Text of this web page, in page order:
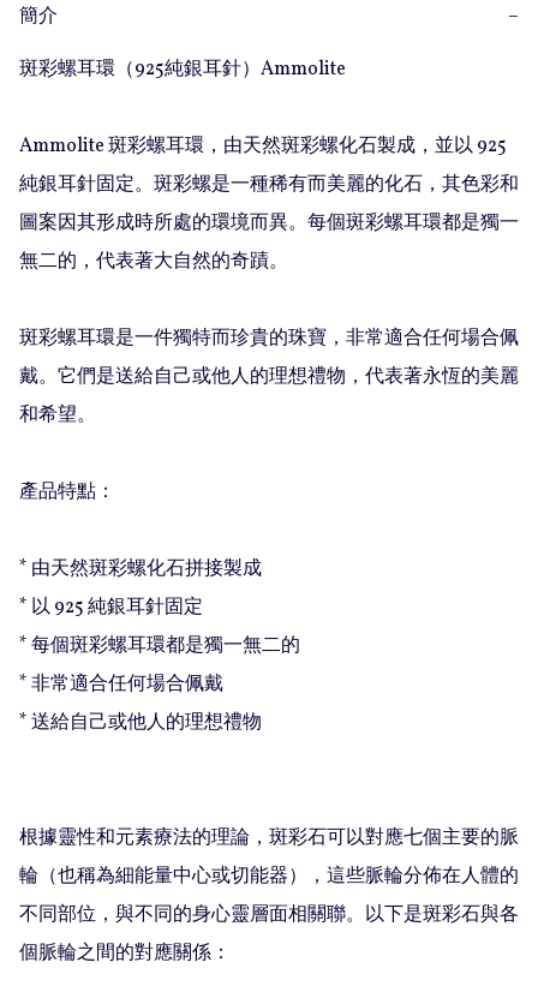
簡介
−
斑彩螺耳環（925純銀耳針）Ammolite
Ammolite 斑彩螺耳環，由天然斑彩螺化石製成，並以 925
純銀耳針固定。斑彩螺是一種稀有而美麗的化石，其色彩和
圖案因其形成時所處的環境而異。每個斑彩螺耳環都是獨一
無二的，代表著大自然的奇蹟。
斑彩螺耳環是一件獨特而珍貴的珠寶，非常適合任何場合佩
戴。它們是送給自己或他人的理想禮物，代表著永恆的美麗
和希望。
產品特點：
* 由天然斑彩螺化石拼接製成
* 以 925 純銀耳針固定
* 每個斑彩螺耳環都是獨一無二的
* 非常適合任何場合佩戴
* 送給自己或他人的理想禮物
根據靈性和元素療法的理論，斑彩石可以對應七個主要的脈
輪（也稱為細能量中心或切能器），這些脈輪分佈在人體的
不同部位，與不同的身心靈層面相關聯。以下是斑彩石與各
個脈輪之間的對應關係：